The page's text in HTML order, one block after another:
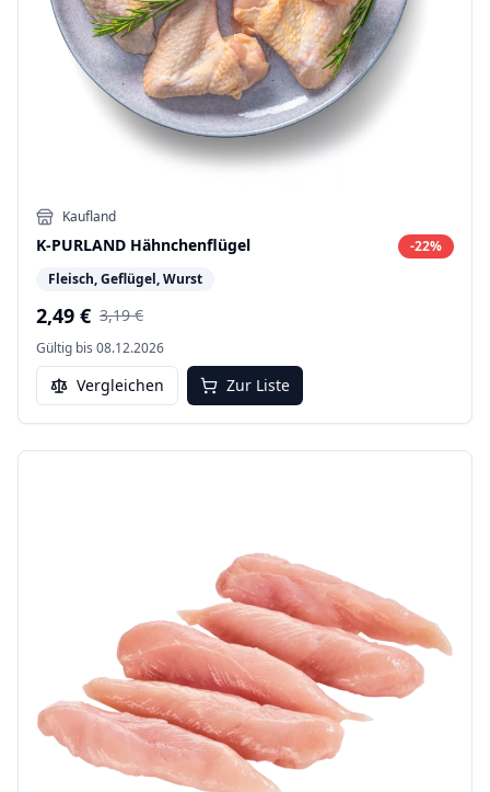
Kaufland
K-PURLAND Hähnchenflügel -22%
Fleisch, Geflügel, Wurst
2,49 € 3,19 €
Gültig bis 08.12.2026
Vergleichen Zur Liste